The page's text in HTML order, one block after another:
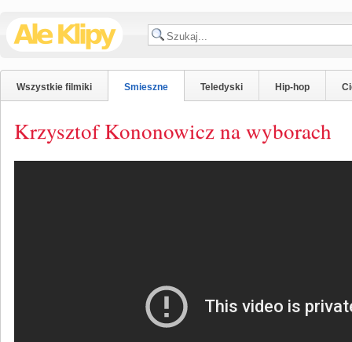
Wszystkie filmiki Smieszne Teledyski Hip-hop
Krzysztof Kononowicz na wyborach